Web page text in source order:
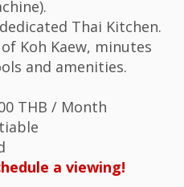
Thai Kitchen.
Koh Kaew, minutes
and amenities.
THB / Month
a viewing!